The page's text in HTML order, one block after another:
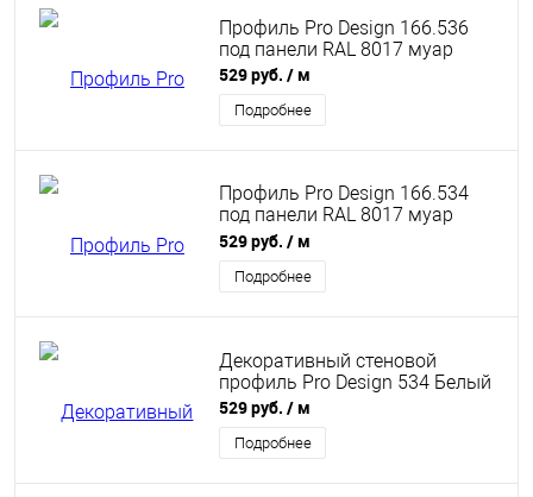
Профиль Pro Design 166.536
под панели RAL 8017 муар
529 руб. / м
Подробнее
Профиль Pro Design 166.534
под панели RAL 8017 муар
Chocolate brown
529 руб. / м
Подробнее
Декоративный стеновой
профиль Pro Design 534 Белый
529 руб. / м
Подробнее